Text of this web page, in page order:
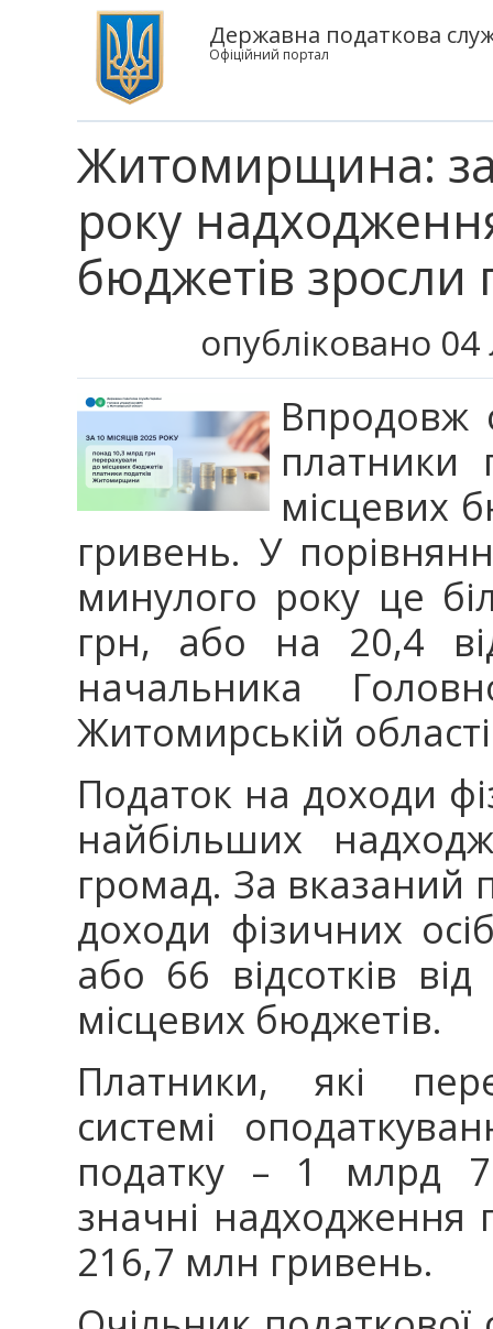
Державна податкова
Офіційний портал
Житомирщина: за
року
бюджетів зросли
опубліковано
Впродовж
платники
місцевих
гривень. У
минулого року це
грн, або на 20,4
начальника
Житомирській
Податок на доходи
найбільших
громад. За вказаний
доходи фізичних
або 66 відсотків
місцевих бюджетів.
Платники, які
системі
податку – 1 млрд
значні
216,7 млн гривень.